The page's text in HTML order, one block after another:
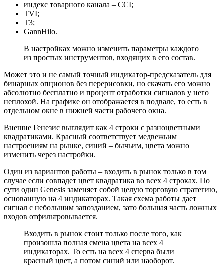
индекс товарного канала – CCI;
TVI;
T3;
GannHilo.
В настройках можно изменить параметры каждого
из простых инструментов, входящих в его состав.
Может это и не самый точный индикатор-предсказатель для
бинарных опционов без перерисовки, но скачать его можно
абсолютно бесплатно и процент отработки сигналов у него
неплохой. На графике он отображается в подвале, то есть в
отдельном окне в нижней части рабочего окна.
Внешне Генезис выглядит как 4 строки с разноцветными
квадратиками. Красный соответствует медвежьим
настроениям на рынке, синий – бычьим, цвета можно
изменить через настройки.
Один из вариантов работы – входить в рынок только в том
случае если совпадет цвет квадратика во всех 4 строках. По
сути один Genesis заменяет собой целую торговую стратегию,
основанную на 4 индикаторах. Такая схема работы дает
сигнал с небольшим запозданием, зато большая часть ложных
входов отфильтровывается.
Входить в рынок стоит только после того, как
произошла полная смена цвета на всех 4
индикаторах. То есть на всех 4 сперва были
красный цвет, а потом синий или наоборот.